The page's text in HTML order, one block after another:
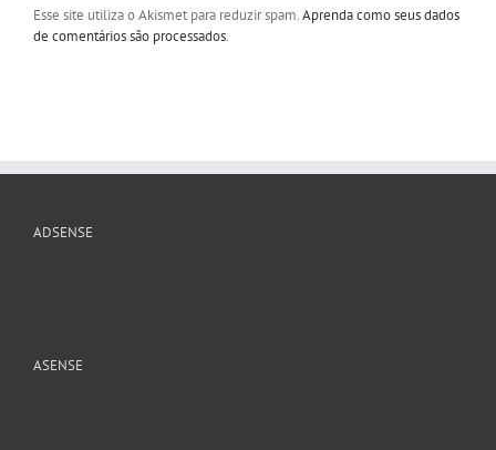
Esse site utiliza o Akismet para reduzir spam.Aprenda como seus dados
de comentários são processados.
ADSENSE
ASENSE